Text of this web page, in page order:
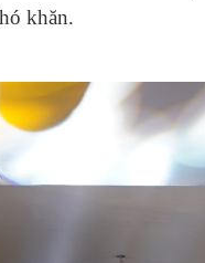
khăn.